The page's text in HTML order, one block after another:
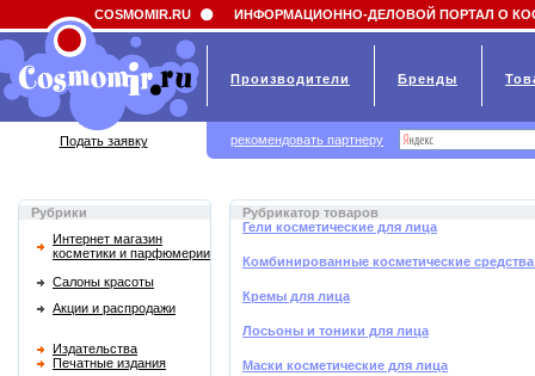
Field 'news_title' doesn't have a default value
Рубрики
Интернет магазин
косметики и парфюмерии
Салоны красоты
Акции и распродажи
Издательства
Печатные издания
Рубрикатор товаров
Гели косметические для лица
Комбинированные косметические
Кремы для лица
Лосьоны и тоники для лица
Маски косметические для лица
COSMOMIR.RU ИНФОРМАЦИОННО-ДЕЛОВОЙ ПОРТАЛ О
Производители Бренды
Подать заявку рекомендовать партнеру